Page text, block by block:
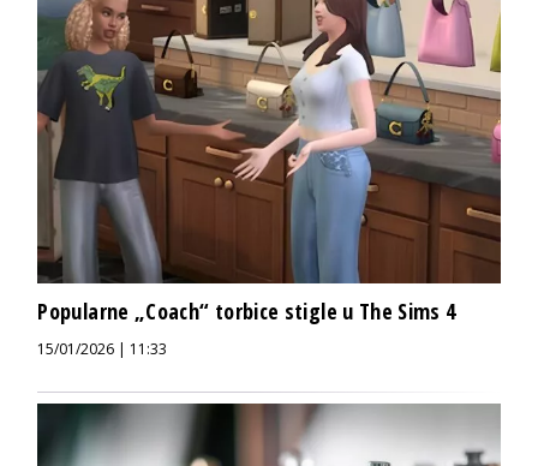
Popularne „Coach“ torbice stigle u The Sims 4
15/01/2026 | 11:33